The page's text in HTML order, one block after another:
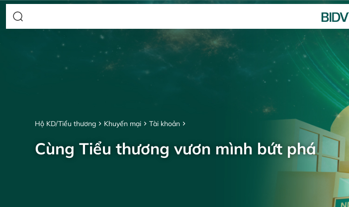
Hộ KD/Tiểu thương Khuyến mại Tài khoản
Cùng Tiểu thương vươn mình bứt phá